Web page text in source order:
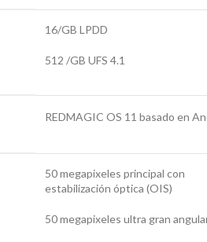
16/GB LPDD
512 /GB UFS 4.1
REDMAGIC OS 11 basado en
50 megapixeles principal con
estabilización óptica (OIS)
50 megapixeles ultra gran